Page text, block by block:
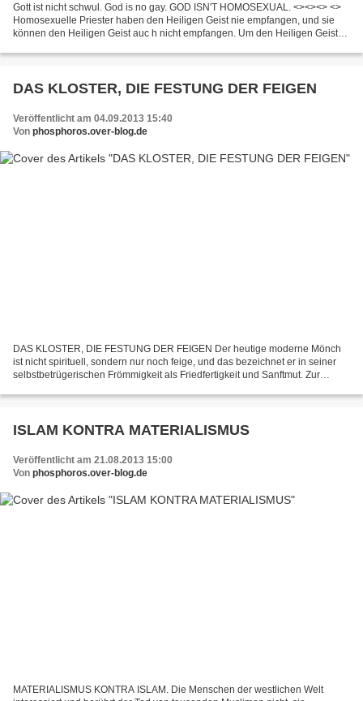
Gott ist nicht schwul. God is no gay. GOD ISN'T HOMOSEXUAL. <><><> <>
Homosexuelle Priester haben den Heiligen Geist nie empfangen, und sie
können den Heiligen Geist auc h nicht empfangen. Um den Heiligen Geist
DAS KLOSTER, DIE FESTUNG DER FEIGEN
Veröffentlicht am 04.09.2013 15:40
Von phosphoros.over-blog.de
DAS KLOSTER, DIE FESTUNG DER FEIGEN Der heutige moderne Mönch
ist nicht spirituell, sondern nur noch feige, und das bezeichnet er in seiner
selbstbetrügerischen Frömmigkeit als Friedfertigkeit und Sanftmut. Zur
ISLAM KONTRA MATERIALISMUS
Veröffentlicht am 21.08.2013 15:00
Von phosphoros.over-blog.de
MATERIALISMUS KONTRA ISLAM. Die Menschen der westlichen Welt